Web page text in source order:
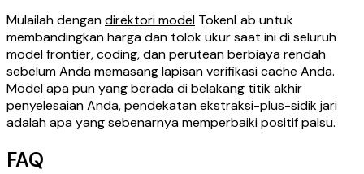
Mulailah dengandirektori model TokenLab untuk
membandingkan harga dan tolok ukur saat ini di seluruh
model frontier, coding, dan perutean berbiaya rendah
sebelum Anda memasang lapisan verifikasi cache Anda.
Model apa pun yang berada di belakang titik akhir
penyelesaian Anda, pendekatan ekstraksi-plus-sidik jari
adalah apa yang sebenarnya memperbaiki positif palsu.
FAQ